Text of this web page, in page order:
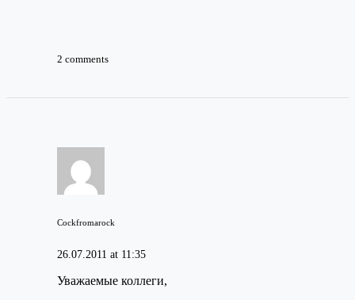
2 comments
Cockfromarock
26.07.2011 at 11:35
Уважаемые коллеги,